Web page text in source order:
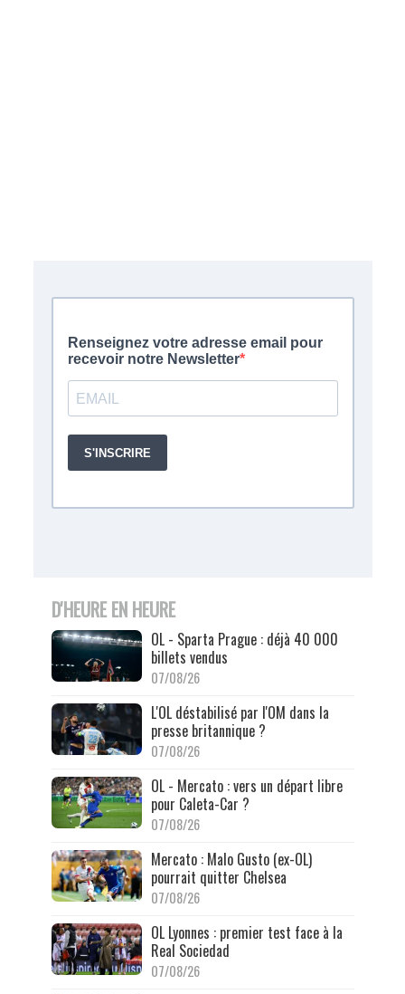
D'HEURE EN HEURE
OL - Sparta Prague : déjà 40 000
billets vendus
07/08/26
L'OL déstabilisé par l'OM dans la
presse britannique ?
07/08/26
OL - Mercato : vers un départ libre
pour Caleta-Car ?
07/08/26
Mercato : Malo Gusto (ex-OL)
pourrait quitter Chelsea
07/08/26
OL Lyonnes : premier test face à la
Real Sociedad
07/08/26